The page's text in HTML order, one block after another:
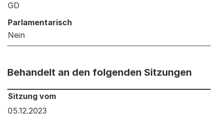
GD
Parlamentarisch
Nein
Behandelt an den folgenden Sitzungen
Behandelt an den folgenden Sitzungen: Informationen
Sitzung vom
05.12.2023